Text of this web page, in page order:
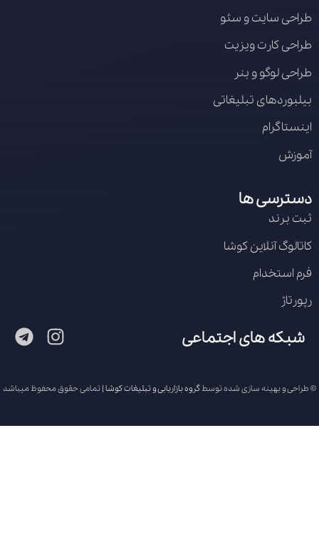
طراحی سایت و سئو
طراحی کارت ویزیت
طراحی لوگو و بنر
بیلبوردهای تبلیغاتی
اینستاگرام
آموزش
دسترسی ها
ثبت برند
کاتالوگ آنلاین کوشا
فرم استخدام
رپورتاژ
شبکه های اجتماعی
© طراحی و بهینه سازی شده توسطگروه بازاریابی و تبلیغات کوشا| تمامی حقوق محفوظ میباشد